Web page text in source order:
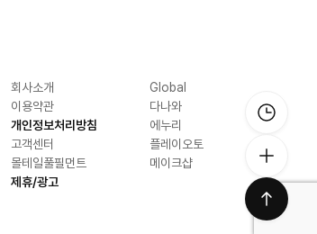
회사소개
이용약관
개인정보처리방침
고객센터
몰테일풀필먼트
제휴/광고
Global
다나와
에누리
플레이오토
메이크샵